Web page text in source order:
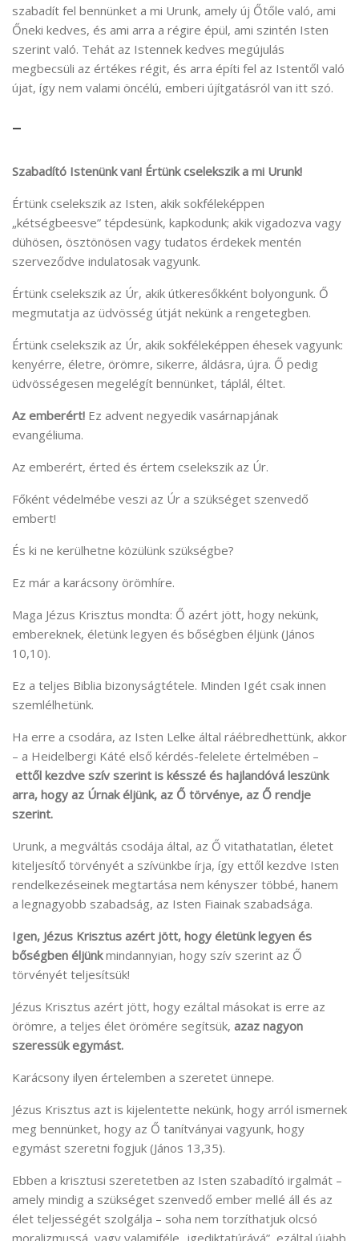
szabadít fel bennünket a mi Urunk, amely új Őtőle való, ami
Őneki kedves, és ami arra a régire épül, ami szintén Isten
szerint való. Tehát az Istennek kedves megújulás
megbecsüli az értékes régit, és arra építi fel az Istentől való
újat, így nem valami öncélú, emberi újítgatásról van itt szó.
–
Szabadító Istenünk van! Értünk cselekszik a mi Urunk!
Értünk cselekszik az Isten, akik sokféleképpen
„kétségbeesve” tépdesünk, kapkodunk; akik vigadozva vagy
dühösen, ösztönösen vagy tudatos érdekek mentén
szerveződve indulatosak vagyunk.
Értünk cselekszik az Úr, akik útkeresőkként bolyongunk. Ő
megmutatja az üdvösség útját nekünk a rengetegben.
Értünk cselekszik az Úr, akik sokféleképpen éhesek vagyunk:
kenyérre, életre, örömre, sikerre, áldásra, újra. Ő pedig
üdvösségesen megelégít bennünket, táplál, éltet.
Az emberért! Ez advent negyedik vasárnapjának
evangéliuma.
Az emberért, érted és értem cselekszik az Úr.
Főként védelmébe veszi az Úr a szükséget szenvedő
embert!
És ki ne kerülhetne közülünk szükségbe?
Ez már a karácsony örömhíre.
Maga Jézus Krisztus mondta: Ő azért jött, hogy nekünk,
embereknek, életünk legyen és bőségben éljünk (János
10,10).
Ez a teljes Biblia bizonyságtétele. Minden Igét csak innen
szemlélhetünk.
Ha erre a csodára, az Isten Lelke által ráébredhettünk, akkor
– a Heidelbergi Káté első kérdés-felelete értelmében –
ettől kezdve szív szerint is késszé és hajlandóvá leszünk
arra, hogy az Úrnak éljünk, az Ő törvénye, az Ő rendje
szerint.
Urunk, a megváltás csodája által, az Ő vitathatatlan, életet
kiteljesítő törvényét a szívünkbe írja, így ettől kezdve Isten
rendelkezéseinek megtartása nem kényszer többé, hanem
a legnagyobb szabadság, az Isten Fiainak szabadsága.
Igen, Jézus Krisztus azért jött, hogy életünk legyen és
bőségben éljünkmindannyian, hogy szív szerint az Ő
törvényét teljesítsük!
Jézus Krisztus azért jött, hogy ezáltal másokat is erre az
örömre, a teljes élet örömére segítsük, azaz nagyon
szeressük egymást.
Karácsony ilyen értelemben a szeretet ünnepe.
Jézus Krisztus azt is kijelentette nekünk, hogy arról ismernek
meg bennünket, hogy az Ő tanítványai vagyunk, hogy
egymást szeretni fogjuk (János 13,35).
Ebben a krisztusi szeretetben az Isten szabadító irgalmát –
amely mindig a szükséget szenvedő ember mellé áll és az
élet teljességét szolgálja – soha nem torzíthatjuk olcsó